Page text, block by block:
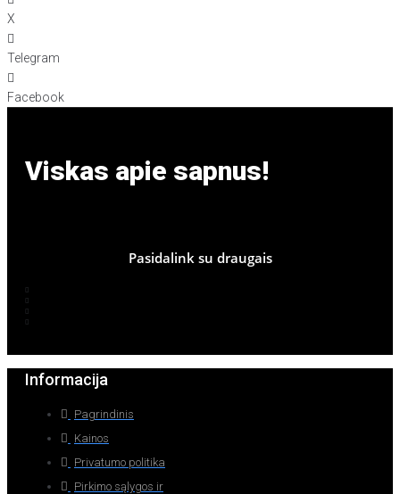
X
Telegram
Facebook
Viskas apie sapnus!
Pasidalink su draugais
Informacija
Pagrindinis
Kainos
Privatumo politika
Pirkimo sąlygos ir